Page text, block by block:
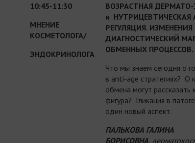
10:45-11:30
МНЕНИЕ
КОСМЕТОЛОГА/
ЭНДОКРИНОЛОГА
ВОЗРАСТНАЯ
и НУТРИЦЕВТИЧЕСКАЯ
РЕГУЛЯЦИЯ.
ДИАГНОСТИЧЕСКИЙ
ОБМЕННЫХ ПРОЦЕССОВ.
Что мы знаем сегодня о
в anti-age стратегиях? О
обмена могут рассказать
фигура? Гликация в
один новый аспект.
ПАЛЬКОВА ГАЛИНА
БОРИСОВНА